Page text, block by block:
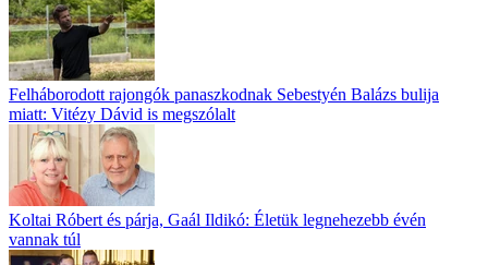
Felháborodott rajongók panaszkodnak Sebestyén Balázs bulija
miatt: Vitézy Dávid is megszólalt
Koltai Róbert és párja, Gaál Ildikó: Életük legnehezebb évén
vannak túl